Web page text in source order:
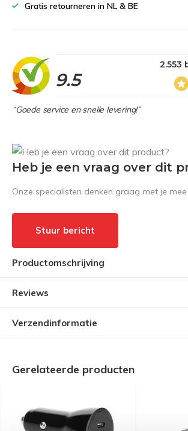
Gratis retourneren in NL & BE
9.5
2.553
“Goede service en snelle levering!”
Heb je een vraag over dit
Onze specialisten denken graag met je mee
Stuur bericht
Productomschrijving
Reviews
Verzendinformatie
Gerelateerde producten